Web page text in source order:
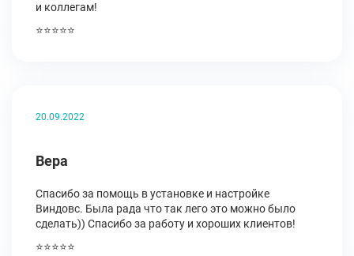
и коллегам!
⭐⭐⭐⭐⭐
20.09.2022
Вера
Спасибо за помощь в установке и настройке
Виндовс. Была рада что так лего это можно было
сделать)) Спасибо за работу и хороших клиентов!
⭐⭐⭐⭐⭐